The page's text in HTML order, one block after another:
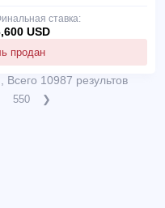
продан
ставка:
USD
10987 результов
550 ❯